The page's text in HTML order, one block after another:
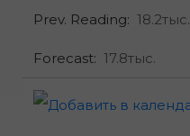
Prev. Reading: 18.2тыс.
Forecast: 17.8тыс.